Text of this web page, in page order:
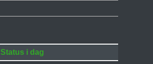
Status i dag